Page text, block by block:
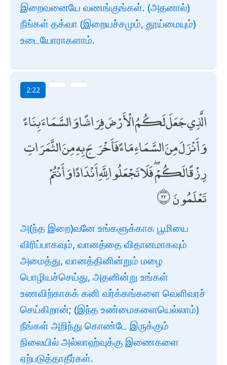
இறைவனையே வணங்குங்கள். (அதனால்)
நீங்கள் தக்வா (இறையச்சமும், தூய்மையும்)
உடையோராகளாம்.
2:22
الَّذِي جَعَلَ لَكُمُ الْأَرْضَ فِرَاشًا وَالسَّمَاءَ بِنَاءً
وَأَنْزَلَ مِنَ السَّمَاءِ مَاءً فَأَخْرَجَ بِهِ مِنَ الثَّمَرَاتِ
رِزْقًا لَكُمْ ۖ فَلَا تَجْعَلُوا لِلَّهِ أَنْدَادًا وَأَنْتُمْ
تَعْلَمُونَ
அ(ந்த இறை)வனே உங்களுக்காக பூமியை
விரிப்பாகவும், வானத்தை விதானமாகவும்
அமைத்து, வானத்தினின்றும் மழை
பொழியச்செய்து, அதனின்று உங்கள்
உணவிற்காகக் கனி வர்க்கங்களை வெளிவரச்
செய்கிறான்; (இந்த உண்மைகளையெல்லாம்)
நீங்கள் அறிந்து கொண்டே இருக்கும்
நிலையில் அல்லாஹ்வுக்கு இணைகளை
ஏற்படுத்தாதீர்கள்.